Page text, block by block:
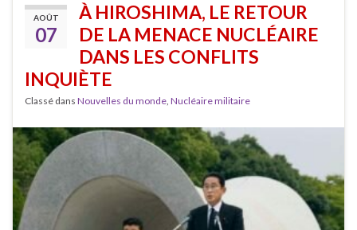
AOÛT
07
À HIROSHIMA, LE RETOUR
DE LA MENACE NUCLÉAIRE
DANS LES CONFLITS
INQUIÈTE
Classé dans Nouvelles du monde, Nucléaire militaire